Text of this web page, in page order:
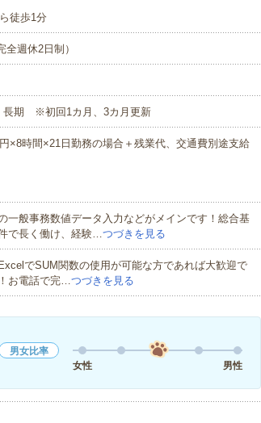
徒歩1分
週休2日制）
期 ※初回1カ月、3カ月更新
×8時間×21日勤務の場合＋残業代、交通費別途支給
一般事務数値データ入力などがメインです！総合基
で長く働け、経験…つづきを見る
でSUM関数の使用が可能な方であれば大歓迎で
お電話で完…つづきを見る
男女比率
女性
男性